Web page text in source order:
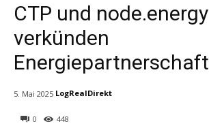
CTP und node.energy
verkünden
Energiepartnerschaft
0 448
5. Mai 2025 LogRealDirekt